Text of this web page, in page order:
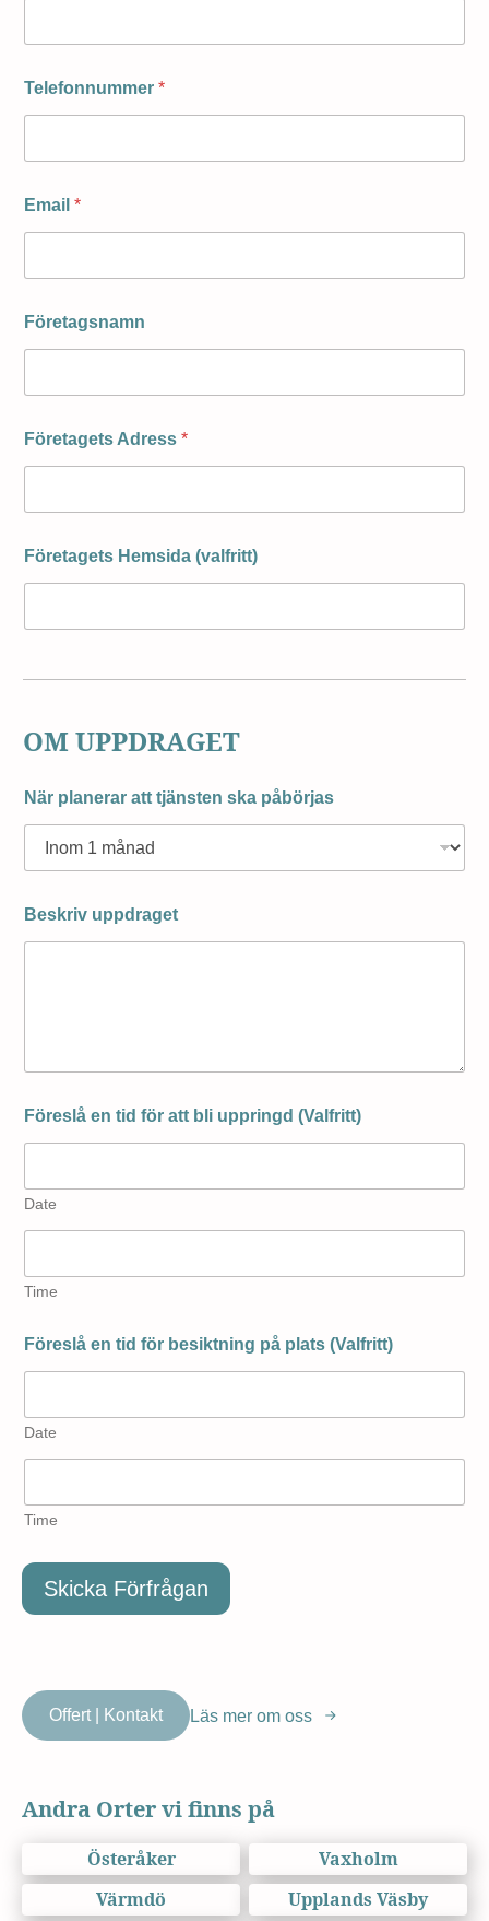
Telefonnummer *
Email *
Företagsnamn
Företagets Adress *
Företagets Hemsida (valfritt)
OM UPPDRAGET
När planerar att tjänsten ska påbörjas
Beskriv uppdraget
Föreslå en tid för att bli uppringd (Valfritt)
Date
Time
Föreslå en tid för besiktning på plats (Valfritt)
Date
Time
Skicka Förfrågan
Offert | Kontakt Läs mer om oss
Andra Orter vi finns på
Österåker
Vaxholm
Värmdö
Upplands Väsby